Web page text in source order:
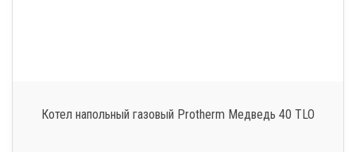
Котел напольный газовый Protherm Медведь 40 TLO